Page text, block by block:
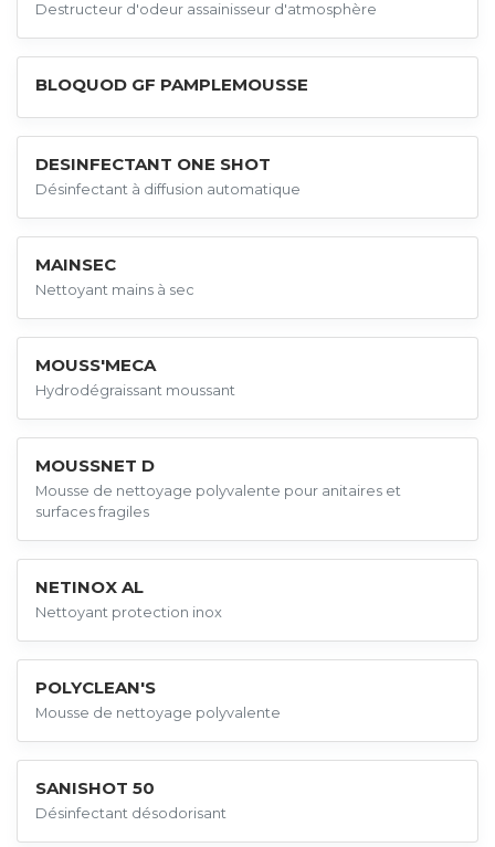
Destructeur d'odeur assainisseur d'atmosphère
BLOQUOD GF PAMPLEMOUSSE
DESINFECTANT ONE SHOT
Désinfectant à diffusion automatique
MAINSEC
Nettoyant mains à sec
MOUSS'MECA
Hydrodégraissant moussant
MOUSSNET D
Mousse de nettoyage polyvalente pour anitaires et
surfaces fragiles
NETINOX AL
Nettoyant protection inox
POLYCLEAN'S
Mousse de nettoyage polyvalente
SANISHOT 50
Désinfectant désodorisant